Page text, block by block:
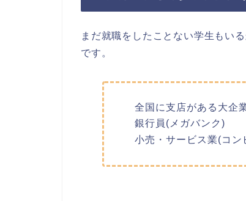
まだ就職をしたことない学生もい
です。
全国に支店がある大企
銀行員(メガバンク)
小売・サービス業(コ